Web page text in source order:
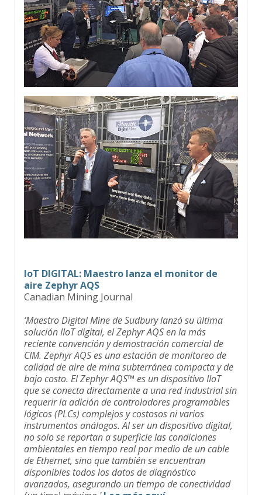
aire Zephyr AQS
Canadian Mining Journal
solución IIoT digital, el Zephyr AQS en la más
reciente convención y demostración comercial de
CIM. Zephyr AQS es una estación de monitoreo de
calidad de aire de mina subterránea compacta y de
bajo costo. El Zephyr AQS™ es un dispositivo IIoT
que se conecta directamente a una red industrial sin
requerir la adición de controladores programables
lógicos (PLCs) complejos y costosos ni varios
instrumentos análogos. Al ser un dispositivo digital,
no solo se reportan a superficie las condiciones
ambientales en tiempo real por medio de un cable
de Ethernet, sino que también se encuentran
disponibles todos los datos de diagnóstico
avanzados, asegurando un tiempo de conectividad
(up time) máximo.'Lea más aquí.